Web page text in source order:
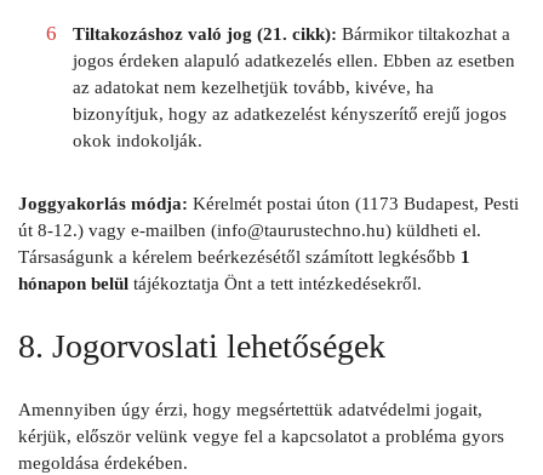
Tiltakozáshoz való jog (21. cikk): Bármikor tiltakozhat a
jogos érdeken alapuló adatkezelés ellen. Ebben az esetben
az adatokat nem kezelhetjük tovább, kivéve, ha
bizonyítjuk, hogy az adatkezelést kényszerítő erejű jogos
okok indokolják.
Joggyakorlás módja: Kérelmét postai úton (1173 Budapest, Pesti
út 8-12.) vagy e-mailben (info@taurustechno.hu) küldheti el.
Társaságunk a kérelem beérkezésétől számított legkésőbb 1
hónapon belül tájékoztatja Önt a tett intézkedésekről.
8. Jogorvoslati lehetőségek
Amennyiben úgy érzi, hogy megsértettük adatvédelmi jogait,
kérjük, először velünk vegye fel a kapcsolatot a probléma gyors
megoldása érdekében.